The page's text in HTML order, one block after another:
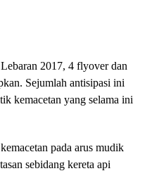
2017, 4 flyover dan
Sejumlah antisipasi ini
kemacetan yang selama ini
pada arus mudik
sebidang kereta api